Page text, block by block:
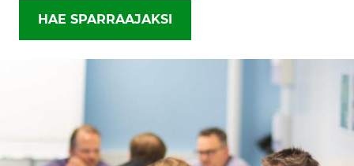
HAE SPARRAAJAKSI